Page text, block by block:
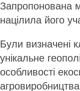
Запропонована
націлила його
Були визначені
унікальне
особливості
агровиробництва